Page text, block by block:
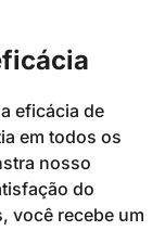
eficácia de
em todos os
nosso
do
você recebe um